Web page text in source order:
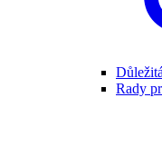
Rady